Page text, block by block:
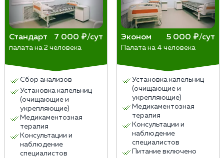
пациента. Забота о пациентах и уважение к их
правам – главные принципы медицинской этики в
таких ситуациях. Решение о принудительном
лечении всегда должно опираться на научные
данные, юридические нормы и уважение к личности
пациента.
Стандарт 7 000 ₽/сут
палата на 2 человека
Сбор анализов
Установка капельниц
(очищающие и
укрепляющие)
Медикаментозная
терапия
Консультации и
наблюдение
специалистов
Эконом 5 000 ₽/сут
Палата на 4 человека
Установка капельниц
(очищающие и
укрепляющие)
Медикаментозная
терапия
Консультации и
наблюдение
специалистов
Питание включено